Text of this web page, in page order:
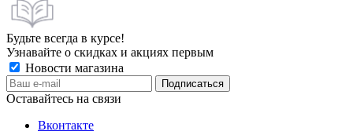
Будьте всегда в курсе!
Узнавайте о скидках и акциях первым
Новости магазина
Оставайтесь на связи
Вконтакте